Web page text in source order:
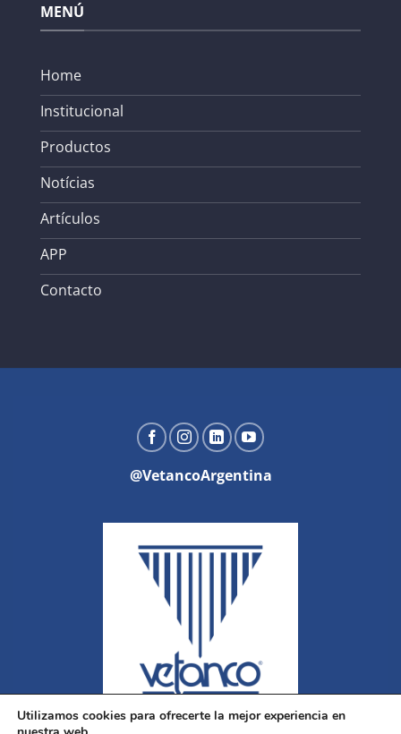
MENÚ
Home
Institucional
Productos
Notícias
Artículos
APP
Contacto
@VetancoArgentina
Utilizamos cookies para ofrecerte la mejor experiencia en